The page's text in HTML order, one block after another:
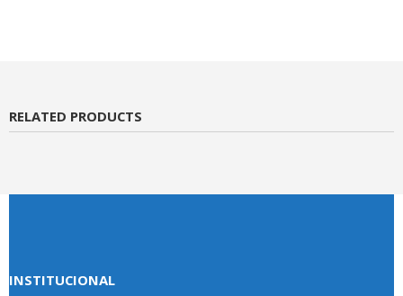
RELATED PRODUCTS
INSTITUCIONAL